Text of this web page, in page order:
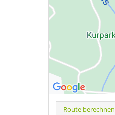
Route berechnen